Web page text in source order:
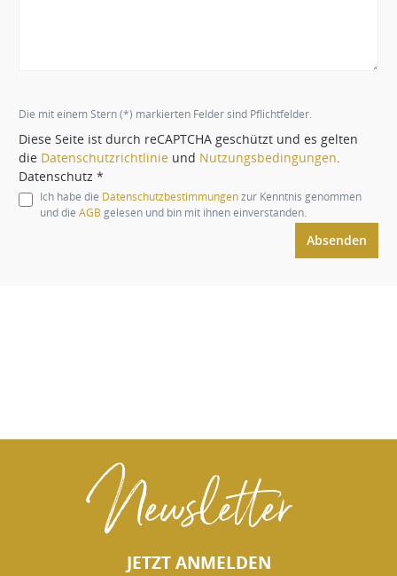
Die mit einem Stern (*) markierten Felder sind Pflichtfelder.
Diese Seite ist durch reCAPTCHA geschützt und es gelten
die Datenschutzrichtlinie und Nutzungsbedingungen
Datenschutz *
Ich habe die Datenschutzbestimmungenzur Kenntnis genommen
und die AGB gelesen und bin mit ihnen einverstanden.
Absenden
Newsletter
JETZT ANMELDEN